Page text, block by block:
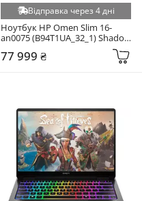
Відправка через 4 дні
Ноутбук HP Omen Slim 16-
an0075 (B94T1UA_32_1) Shadow
77 999 ₴